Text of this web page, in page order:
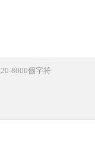
8000個字符